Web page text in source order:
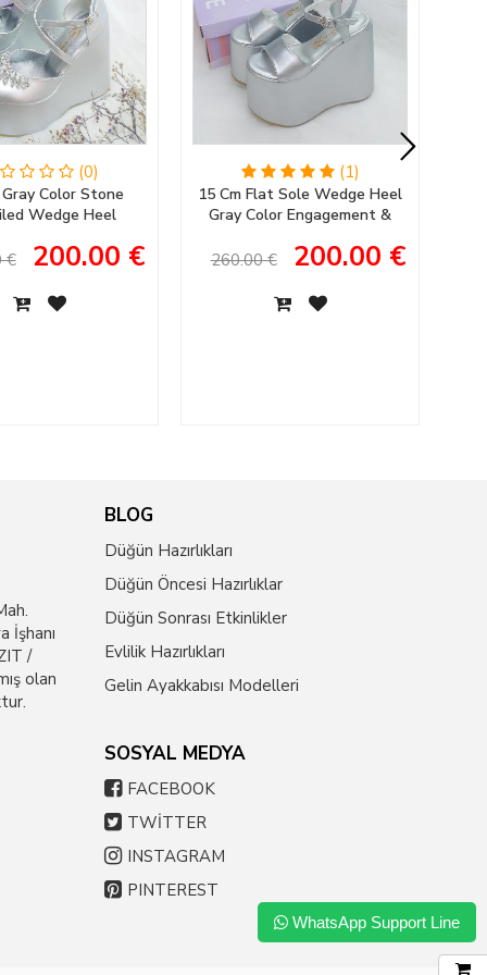
(0)
Gray Color Stone
Wedge Heel
Evening Dress
€ 200.00 €
(1)
15 Cm Flat Sole Wedge Heel
Gray Color Engagement &
260.00 € 200.00 €
İşhanı
/
olan
BLOG
Düğün Hazırlıkları
Düğün Öncesi Hazırlıklar
Düğün Sonrası Etkinlikler
Evlilik Hazırlıkları
Gelin Ayakkabısı Modelleri
SOSYAL MEDYA
FACEBOOK
TWİTTER
INSTAGRAM
PINTEREST
WhatsApp Support Line